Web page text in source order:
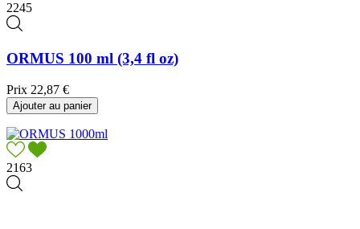
2245
ORMUS 100 ml (3,4 fl oz)
Prix 22,87 €
Ajouter au panier
2163